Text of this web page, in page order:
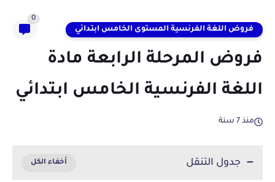
فروض اللغة الفرنسية المستوى الخامس ابتدائي
0
فروض المرحلة الرابعة مادة
اللغة الفرنسية الخامس ابتدائي
منذ 7 سنة
جدول التنقل